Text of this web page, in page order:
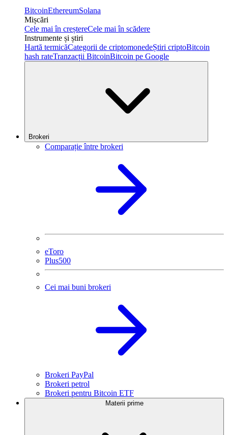
BitcoinEthereumSolana
Mișcări
Cele mai în creștereCele mai în scădere
Instrumente și știri
Hartă termicăCategorii de criptomonedeȘtiri criptoBitcoin
hash rateTranzacții BitcoinBitcoin pe Google
Brokeri
Comparație între brokeri
eToro
Plus500
Cei mai buni brokeri
Brokeri PayPal
Brokeri petrol
Brokeri pentru Bitcoin ETF
Materii prime